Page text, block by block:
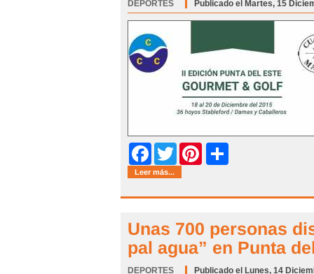
DEPORTES Publicado el Martes, 15
FacebookTwitter Pinterest
Leer más...
Unas 700 personas
pal agua” en Punta
DEPORTES Publicado el Lunes, 14